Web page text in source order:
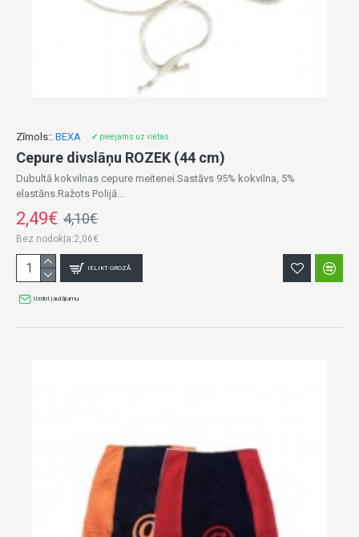
Zīmols:: BEXA ✔ pieejams uz vietas
Cepure divslāņu ROZEK (44 cm)
Dubultā kokvilnas cepure meitenei.Sastāvs 95% kokvilna, 5%
elastāns.Ražots Polijā...
2,49€ 4,10€
Bez nodokļa:2,06€
IELIKT GROZĀ
Uzdot jautājumu